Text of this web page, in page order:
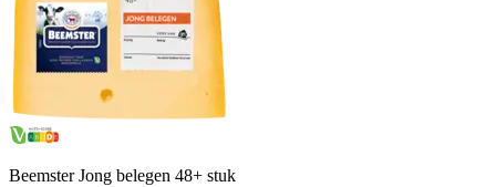
Beemster Jong belegen 48+ stuk